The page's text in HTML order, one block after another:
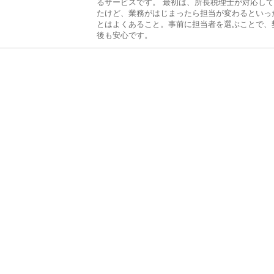
るサービスです。 最初は、所長税理士が対応し
たけど、業務がはじまったら担当が変わるといっ
とはよくあること。事前に担当者を選ぶことで、
後も安心です。